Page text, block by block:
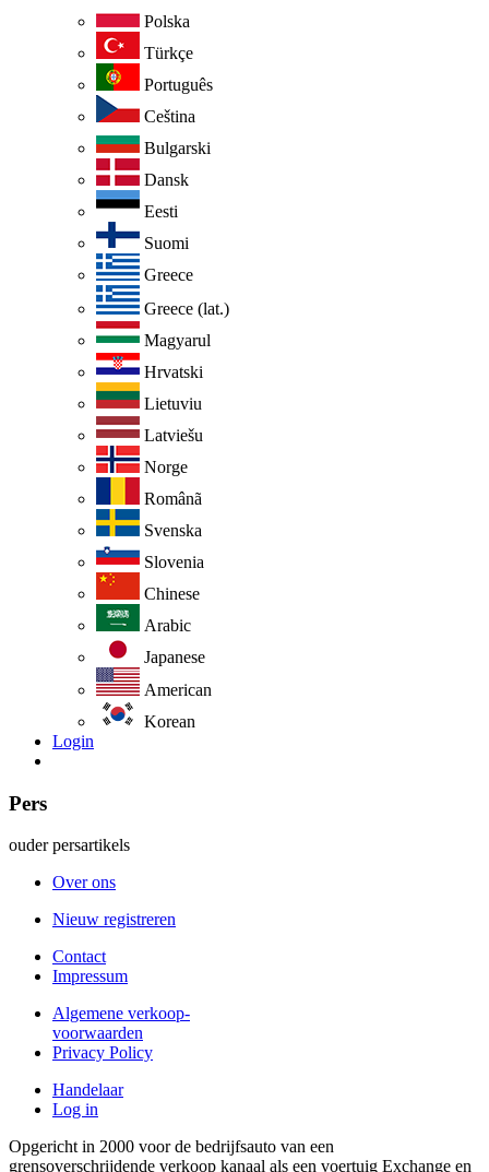
Polska
Türkçe
Português
Ceština
Bulgarski
Dansk
Eesti
Suomi
Greece
Greece (lat.)
Magyarul
Hrvatski
Lietuviu
Latviešu
Norge
Românã
Svenska
Slovenia
Chinese
Arabic
Japanese
American
Korean
Login
Pers
ouder persartikels
Over ons
Nieuw registreren
Contact
Impressum
Algemene verkoop-
voorwaarden
Privacy Policy
Handelaar
Log in
Opgericht in 2000 voor de bedrijfsauto van een
grensoverschrijdende verkoop kanaal als een voertuig Exchange en